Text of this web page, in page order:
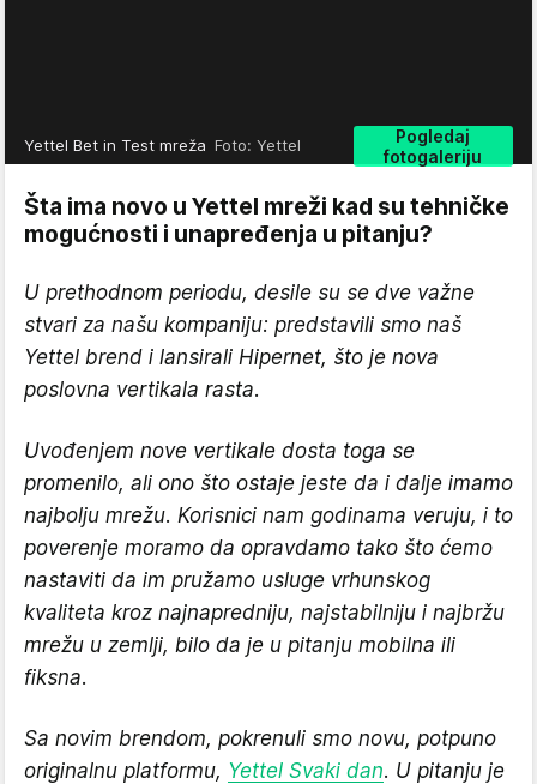
Pogledaj
fotogaleriju
Yettel Bet in Test mreža Foto: Yettel
Šta ima novo u Yettel mreži kad su tehničke
mogućnosti i unapređenja u pitanju?
U prethodnom periodu, desile su se dve važne
stvari za našu kompaniju: predstavili smo naš
Yettel brend i lansirali Hipernet, što je nova
poslovna vertikala rasta.
Uvođenjem nove vertikale dosta toga se
promenilo, ali ono što ostaje jeste da i dalje imamo
najbolju mrežu. Korisnici nam godinama veruju, i to
poverenje moramo da opravdamo tako što ćemo
nastaviti da im pružamo usluge vrhunskog
kvaliteta kroz najnapredniju, najstabilniju i najbržu
mrežu u zemlji, bilo da je u pitanju mobilna ili
fiksna.
Sa novim brendom, pokrenuli smo novu, potpuno
originalnu platformu, Yettel Svaki dan. U pitanju je